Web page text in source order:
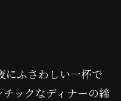
ふさわしい一杯で
ックなディナーの締